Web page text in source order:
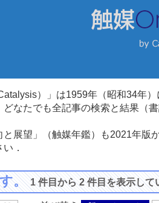
）」は1959年（昭和34年
どなたでも全記事の検索と結果（
と展望」（触媒年鑑）も2021年
．
。1 件目から 2 件目を表示して